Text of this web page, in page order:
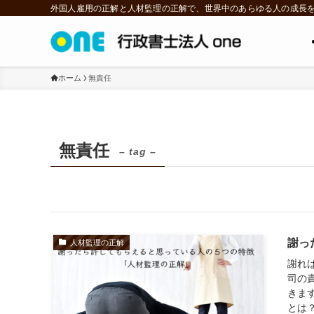
外国人雇用の正解と人材監理の正解で、世界中のあらゆる人の成長
ホーム 無責任
無責任 – tag –
人材監理の正解 謝っ
謝れ
司の
きま
とは